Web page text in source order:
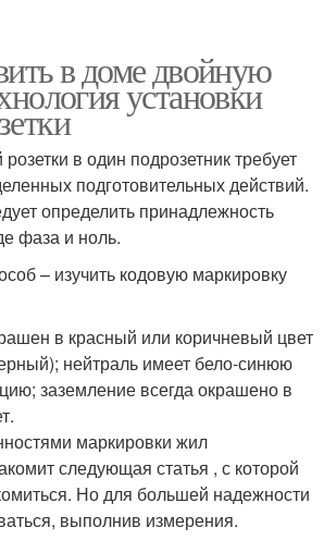
в доме двойную
установки
в один подрозетник требует
подготовительных действий.
определить принадлежность
фаза и ноль.
– изучить кодовую маркировку
в красный или коричневый цвет
нейтраль имеет бело-синюю
заземление всегда окрашено в
маркировки жил
следующая статья , с которой
Но для большей надежности
выполнив измерения.